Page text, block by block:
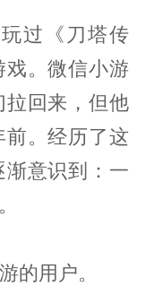
过《刀塔传
。微信小游
拉回来，但他
。经历了这
意识到：一
的用户。